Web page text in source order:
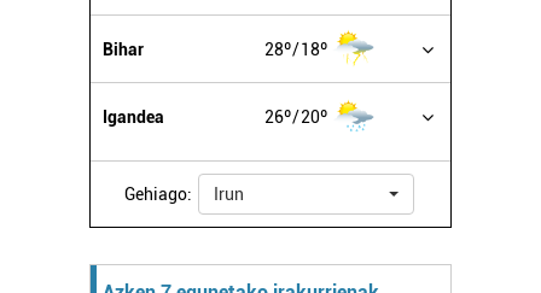
Bihar 28º 18º
Igandea 26º 20º
Gehiago: Irun